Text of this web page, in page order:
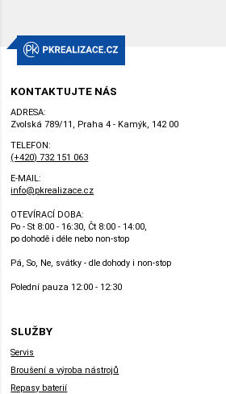
KONTAKTUJTE NÁS
ADRESA:
Zvolská 789/11, Praha 4 - Kamýk, 142 00
TELEFON:
(+420) 732 151 063
E-MAIL:
info@pkrealizace.cz
OTEVÍRACÍ DOBA:
Po - St 8:00 - 16:30, Čt 8:00 - 14:00,
po dohodě i déle nebo non-stop
Pá, So, Ne, svátky - dle dohody i non-stop
Polední pauza 12:00 - 12:30
SLUŽBY
Servis
Broušení a výroba nástrojů
Repasy baterií